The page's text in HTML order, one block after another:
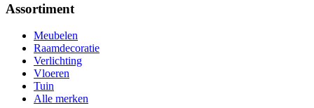
Assortiment
Meubelen
Raamdecoratie
Verlichting
Vloeren
Tuin
Alle merken